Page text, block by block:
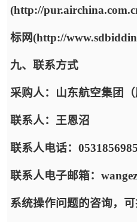
(http://
标网(http://
九、联系方式
采购人：山东航空集团
联系人：王恩沼
联系人电话：
联系人电子邮箱：
系统操作问题的咨询，